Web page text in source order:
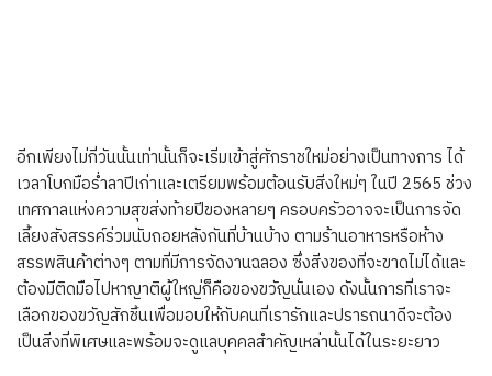
อีกเพียงไม่กี่วันนั้นเท่านั้นก็จะเริ่มเข้าสู่ศักราชใหม่อย่างเป็นทางการ ได้
เวลาโบกมือร่ำลาปีเก่าและเตรียมพร้อมต้อนรับสิ่งใหม่ๆ ในปี 2565 ช่วง
เทศกาลแห่งความสุขส่งท้ายปีของหลายๆ ครอบครัวอาจจะเป็นการจัด
เลี้ยงสังสรรค์ร่วมนับถอยหลังกันที่บ้านบ้าง ตามร้านอาหารหรือห้าง
สรรพสินค้าต่างๆ ตามที่มีการจัดงานฉลอง ซึ่งสิ่งของที่จะขาดไม่ได้และ
ต้องมีติดมือไปหาญาติผู้ใหญ่ก็คือของขวัญนั่นเอง ดังนั้นการที่เราจะ
เลือกของขวัญสักชิ้นเพื่อมอบให้กับคนที่เรารักและปรารถนาดีจะต้อง
เป็นสิ่งที่พิเศษและพร้อมจะดูแลบุคคลสำคัญเหล่านั้นได้ในระยะยาว